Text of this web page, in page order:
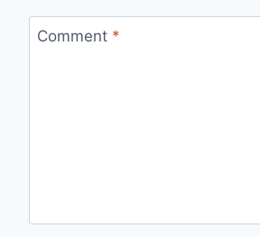
Comment *